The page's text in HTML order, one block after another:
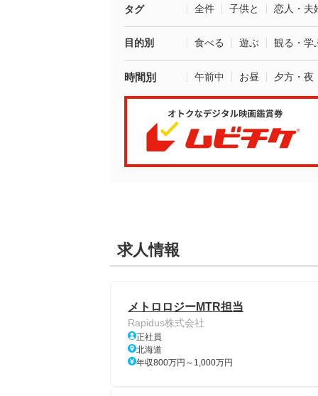
タグ 全件 子供と 恋人・夫
目的別 食べる 遊ぶ 観る・学
時間別 午前中 お昼 夕方・夜
求人情報
メトロロジーMTR担当
Rapidus株式会社
正社員
北海道
年収800万円～1,000万円